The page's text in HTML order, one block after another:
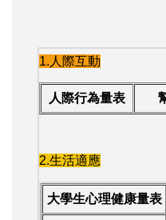
1.人際互動
人際行為量表
2.生活適應
大學生心理健康量表